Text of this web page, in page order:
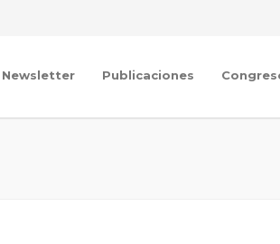
Newsletter Publicaciones